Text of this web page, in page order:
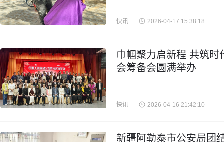
快讯 2026-04-17 15:38:18
巾帼聚力启新程 共筑
会筹备会圆满举办
快讯 2026-04-16 21:42:10
新疆阿勒泰市公安局团